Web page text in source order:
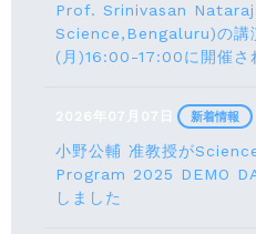
Prof. Srinivasan
Science,Bengaluru)の講
(月)16:00-17:00に開催さ
2026年07月07日
小野公輔 准教授が
Program 2025 DEMO
しました
新着情報